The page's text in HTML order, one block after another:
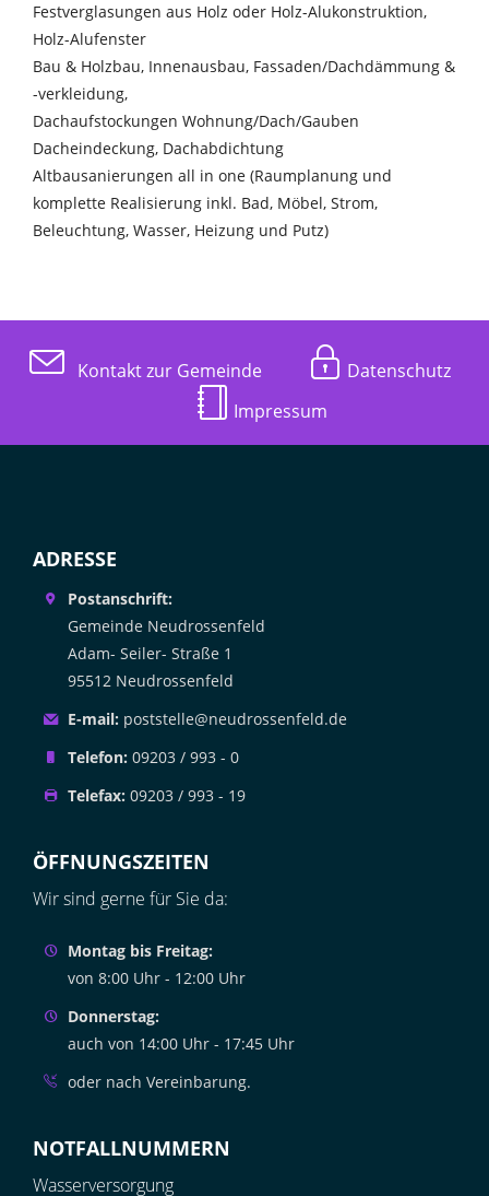
Festverglasungen aus Holz oder Holz-Alukonstruktion,
Holz-Alufenster
Bau & Holzbau, Innenausbau, Fassaden/Dachdämmung &
-verkleidung,
Dachaufstockungen Wohnung/Dach/Gauben
Dacheindeckung, Dachabdichtung
Altbausanierungen all in one (Raumplanung und
komplette Realisierung inkl. Bad, Möbel, Strom,
Beleuchtung, Wasser, Heizung und Putz)
Kontakt zur Gemeinde
Datenschutz
Impressum
ADRESSE
Postanschrift:
Gemeinde Neudrossenfeld
Adam- Seiler- Straße 1
95512 Neudrossenfeld
E-mail: poststelle@neudrossenfeld.de
Telefon: 09203 / 993 - 0
Telefax: 09203 / 993 - 19
ÖFFNUNGSZEITEN
Wir sind gerne für Sie da:
Montag bis Freitag:
von 8:00 Uhr - 12:00 Uhr
Donnerstag:
auch von 14:00 Uhr - 17:45 Uhr
oder nach Vereinbarung.
NOTFALLNUMMERN
Wasserversorgung